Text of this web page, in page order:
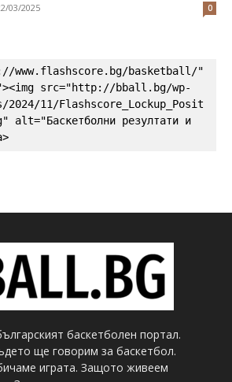
03/2025 0
www.flashscore.bg/basketball/"
src="http://bball.bg/wp-
11/Flashscore_Lockup_Posit
alt="Баскетболни резултати и
баскетболен портал.
ще говорим за баскетбол.
играта. Защото живеем